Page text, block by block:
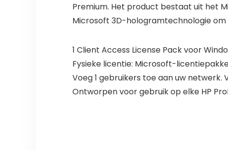
Premium. Het product bestaat uit het
Microsoft 3D-hologramtechnologie
1 Client Access License Pack voor
Fysieke licentie: Microsoft-
Voeg 1 gebruikers toe aan uw
Ontworpen voor gebruik op elke HP